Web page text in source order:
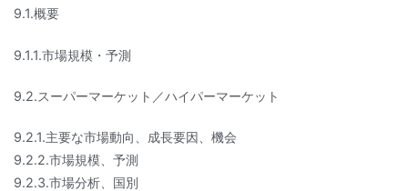
9.1.概要
9.1.1.市場規模・予測
9.2.スーパーマーケット／ハイパーマーケット
9.2.1.主要な市場動向、成長要因、機会
9.2.2.市場規模、予測
9.2.3.市場分析、国別